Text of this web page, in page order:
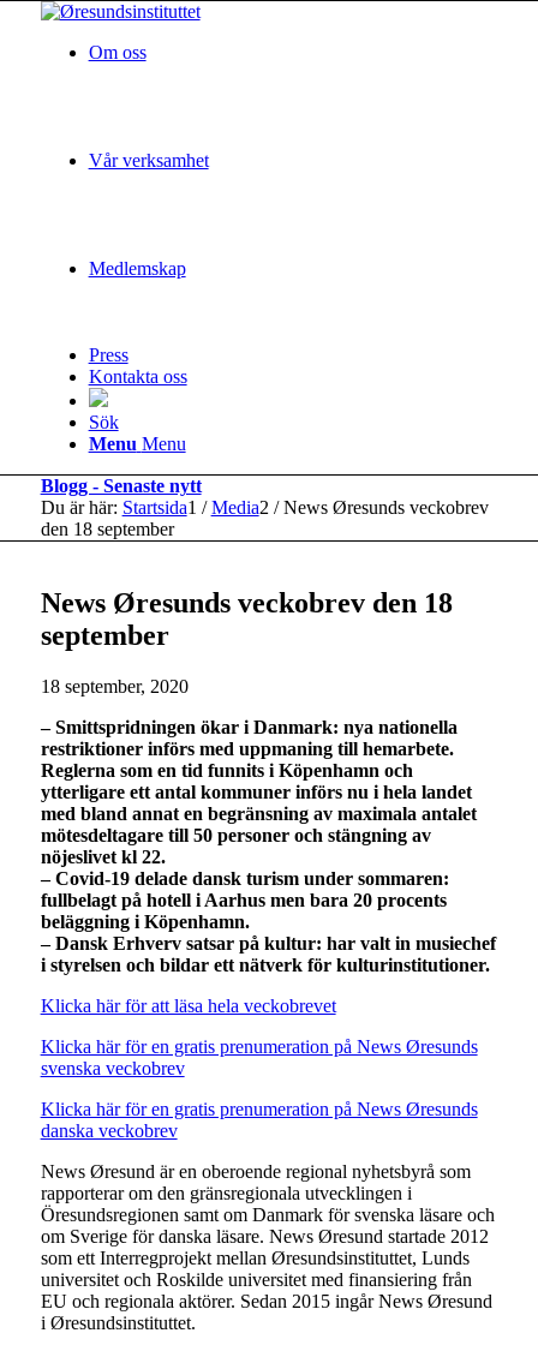
Om oss
Vår verksamhet
Medlemskap
Press
Kontakta oss
Sök
Menu Menu
Blogg - Senaste nytt
Du är här: Startsida1 / Media2 / News Øresunds veckobrev
den 18 september
News Øresunds veckobrev den 18
september
18 september, 2020
– Smittspridningen ökar i Danmark: nya nationella
restriktioner införs med uppmaning till hemarbete.
Reglerna som en tid funnits i Köpenhamn och
ytterligare ett antal kommuner införs nu i hela landet
med bland annat en begränsning av maximala antalet
mötesdeltagare till 50 personer och stängning av
nöjeslivet kl 22.
– Covid-19 delade dansk turism under sommaren:
fullbelagt på hotell i Aarhus men bara 20 procents
beläggning i Köpenhamn.
– Dansk Erhverv satsar på kultur: har valt in musiechef
i styrelsen och bildar ett nätverk för kulturinstitutioner.
Klicka här för att läsa hela veckobrevet
Klicka här för en gratis prenumeration på News Øresunds
svenska veckobrev
Klicka här för en gratis prenumeration på News Øresunds
danska veckobrev
News Øresund är en oberoende regional nyhetsbyrå som
rapporterar om den gränsregionala utvecklingen i
Öresundsregionen samt om Danmark för svenska läsare och
om Sverige för danska läsare. News Øresund startade 2012
som ett Interregprojekt mellan Øresundsinstituttet, Lunds
universitet och Roskilde universitet med finansiering från
EU och regionala aktörer. Sedan 2015 ingår News Øresund
i Øresundsinstituttet.